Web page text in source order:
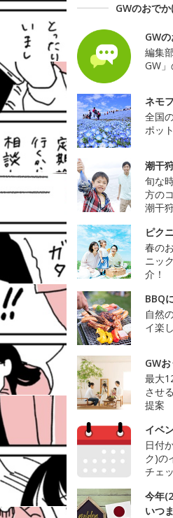
GWのおで
GW
編集
GW
ネモ
全国
ポッ
潮干
旬な
方の
潮干
ピク
春の
ニッ
介！
BBQ
自然
イ楽
GW
最大
させ
提案
イベ
日付
ク)の
チェ
今年
いつ